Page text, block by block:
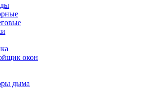
окон
дыма